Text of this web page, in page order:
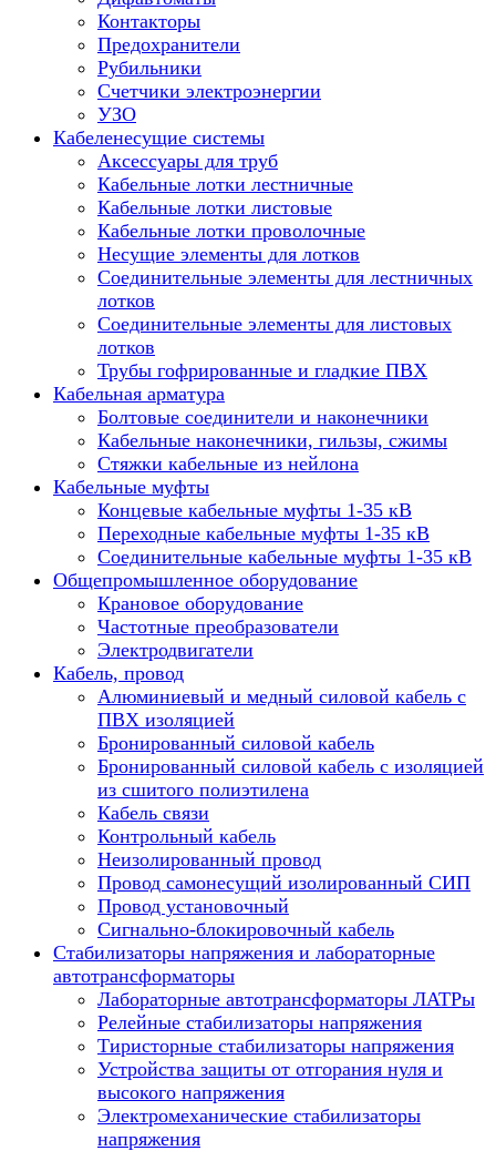
Контакторы
Предохранители
Рубильники
Счетчики электроэнергии
УЗО
Кабеленесущие системы
Аксессуары для труб
Кабельные лотки лестничные
Кабельные лотки листовые
Кабельные лотки проволочные
Несущие элементы для лотков
Соединительные элементы для лестничных
лотков
Соединительные элементы для листовых
лотков
Трубы гофрированные и гладкие ПВХ
Кабельная арматура
Болтовые соединители и наконечники
Кабельные наконечники, гильзы, сжимы
Стяжки кабельные из нейлона
Кабельные муфты
Концевые кабельные муфты 1-35 кВ
Переходные кабельные муфты 1-35 кВ
Соединительные кабельные муфты 1-35 кВ
Общепромышленное оборудование
Крановое оборудование
Частотные преобразователи
Электродвигатели
Кабель, провод
Алюминиевый и медный силовой кабель с
ПВХ изоляцией
Бронированный силовой кабель
Бронированный силовой кабель с изоляцией
из сшитого полиэтилена
Кабель связи
Контрольный кабель
Неизолированный провод
Провод самонесущий изолированный СИП
Провод установочный
Сигнально-блокировочный кабель
Стабилизаторы напряжения и лабораторные
автотрансформаторы
Лабораторные автотрансформаторы ЛАТРы
Релейные стабилизаторы напряжения
Тиристорные стабилизаторы напряжения
Устройства защиты от отгорания нуля и
высокого напряжения
Электромеханические стабилизаторы
напряжения